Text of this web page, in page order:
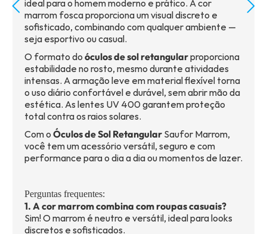
ideal para o homem moderno e prático. A cor
marrom fosca proporciona um visual discreto e
sofisticado, combinando com qualquer ambiente —
seja esportivo ou casual.
O formato do óculos de sol retangularproporciona
estabilidade no rosto, mesmo durante atividades
intensas. A armação leve em material flexível torna
o uso diário confortável e durável, sem abrir mão da
estética. As lentes UV 400 garantem proteção
total contra os raios solares.
Com o Óculos de Sol Retangular Saufor Marrom,
você tem um acessório versátil, seguro e com
performance para o dia a dia ou momentos de lazer.
Perguntas frequentes:
1. A cor marrom combina com roupas casuais?
Sim! O marrom é neutro e versátil, ideal para looks
discretos e sofisticados.